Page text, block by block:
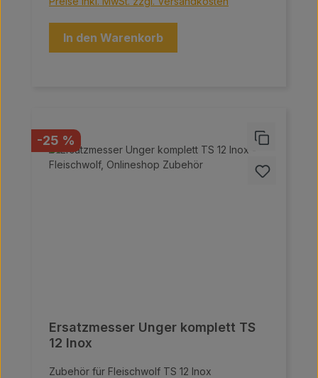
Fleischverarbeitung. Sie bestehen aus einer
hochqualitativen Aluminiumlegierung sowie
einem Grundgehäuse, einer Schnecke, einem
In den Warenkorb
Rabatt
-25 %
Ersatzmesser Unger komplett TS
12 Inox
Zubehör für Fleischwolf TS 12 Inox